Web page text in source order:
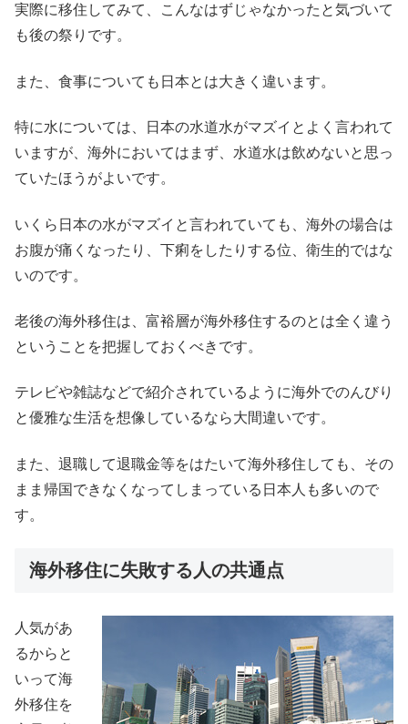
実際に移住してみて、こんなはずじゃなかったと気づいて
も後の祭りです。
また、食事についても日本とは大きく違います。
特に水については、日本の水道水がマズイとよく言われて
いますが、海外においてはまず、水道水は飲めないと思っ
ていたほうがよいです。
いくら日本の水がマズイと言われていても、海外の場合は
お腹が痛くなったり、下痢をしたりする位、衛生的ではな
いのです。
老後の海外移住は、富裕層が海外移住するのとは全く違う
ということを把握しておくべきです。
テレビや雑誌などで紹介されているように海外でのんびり
と優雅な生活を想像しているなら大間違いです。
また、退職して退職金等をはたいて海外移住しても、その
まま帰国できなくなってしまっている日本人も多いので
す。
海外移住に失敗する人の共通点
人気があ
るからと
いって海
外移住を